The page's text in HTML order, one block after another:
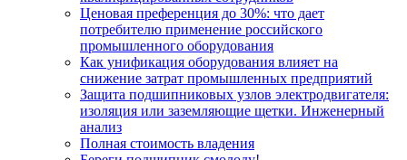
Ценовая преференция до 30%: что дает
потребителю применение российского
промышленного оборудования
Как унификация оборудования влияет на
снижение затрат промышленных предприятий
Защита подшипниковых узлов электродвигателя:
изоляция или заземляющие щетки. Инженерный
анализ
Полная стоимость владения